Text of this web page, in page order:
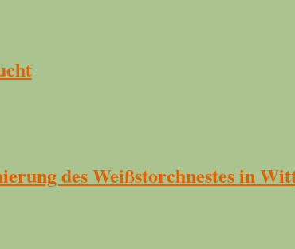
des Weißstorchnestes in